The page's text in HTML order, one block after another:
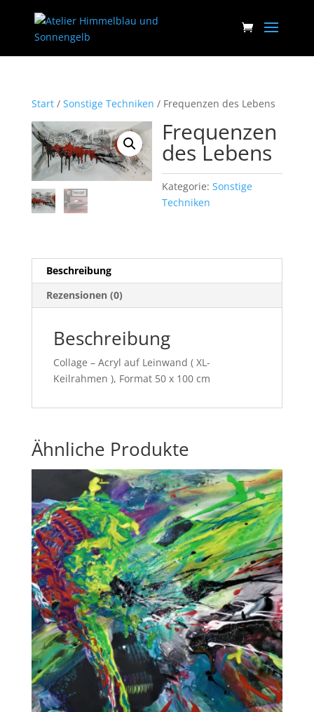
Start/ Sonstige Techniken / Frequenzen des Lebens
Frequenzen
des Lebens
Kategorie:Sonstige
Techniken
Beschreibung
Rezensionen (0)
Beschreibung
Collage – Acryl auf Leinwand ( XL-
Keilrahmen ), Format 50 x 100 cm
Ähnliche Produkte